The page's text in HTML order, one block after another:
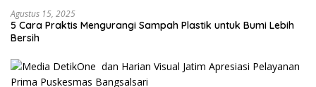
Agustus 15, 2025
5 Cara Praktis Mengurangi Sampah Plastik untuk Bumi Lebih
Bersih